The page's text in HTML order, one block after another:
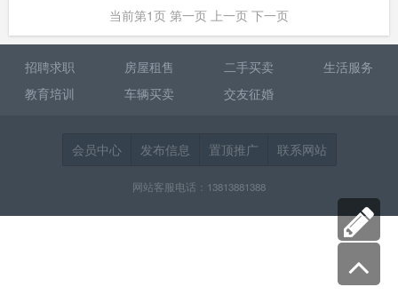
当前第1页 第一页 上一页 下一页
招聘求职 房屋租售 二手买卖
生活服务
教育培训
车辆买卖 交友征婚
会员中心 发布信息 置顶推广 联系网站
网站客服电话：13813881388